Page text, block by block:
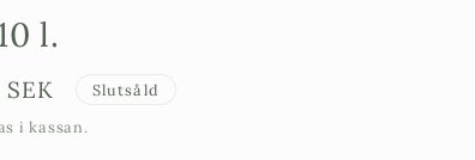
l.
Slutsåld
i kassan.